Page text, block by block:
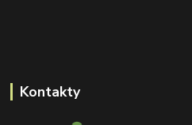
Kontakty